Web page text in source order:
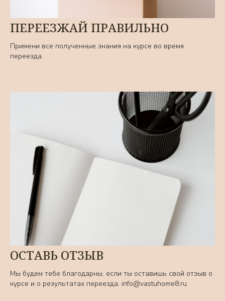
ПЕРЕЕЗЖАЙ ПРАВИЛЬНО
Примени все полученные знания на курсе во время
переезда.
ОСТАВЬ ОТЗЫВ
Мы будем тебе благодарны, если ты оставишь свой отзыв о
курсе и о результатах переезда. info@vastuhome8.ru